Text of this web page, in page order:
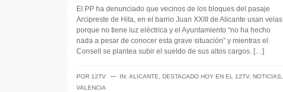
El PP ha denunciado que vecinos de los bloques del pasaje
Arcipreste de Hita, en el barrio Juan XXIII de Alicante usan velas
porque no tiene luz eléctrica y el Ayuntamiento “no ha hecho
nada a pesar de conocer esta grave situación” y mientras el
Consell se plantea subir el sueldo de sus altos cargos. […]
POR 12TV ─ IN: ALICANTE DESTACADO HOY EN EL 12TV, NOTICIAS
VALENCIA